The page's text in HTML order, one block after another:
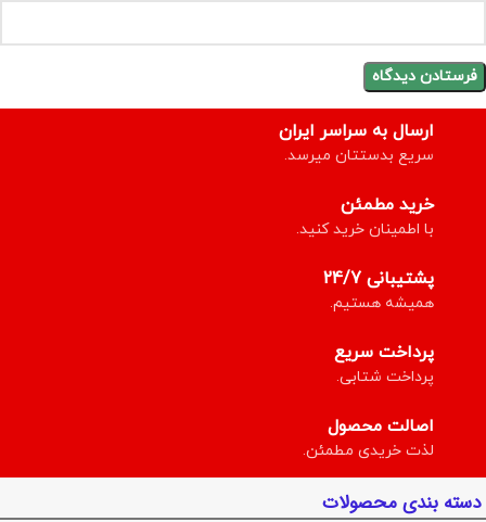
ارسال به سراسر ایران
سریع بدستتان میرسد.
خرید مطمئن
با اطمینان خرید کنید.
پشتیبانی 24/7
همیشه هستیم.
پرداخت سریع
پرداخت شتابی.
اصالت محصول
لذت خریدی مطمئن.
دسته بندی محصولات